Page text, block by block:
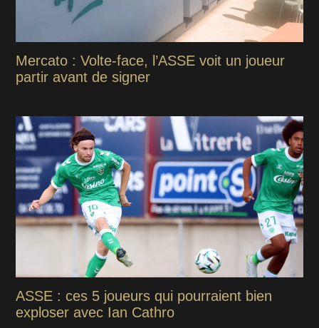
Mercato : Volte-face, l’ASSE voit un joueur
partir avant de signer
ASSE : ces 5 joueurs qui pourraient bien
exploser avec Ian Cathro